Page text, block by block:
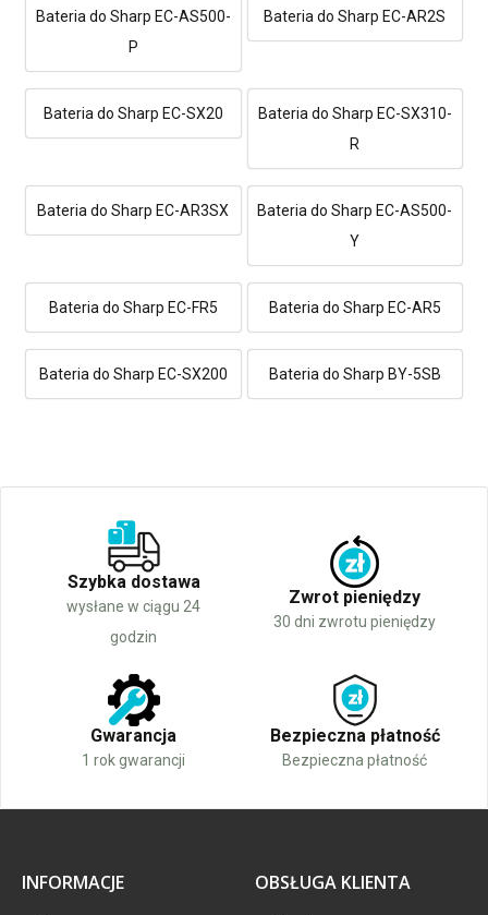
Bateria do Sharp EC-AS500-
P
Bateria do Sharp EC-AR2S
Bateria do Sharp EC-SX20
Bateria do Sharp EC-SX310-
R
Bateria do Sharp EC-AR3SX
Bateria do Sharp EC-AS500-
Y
Bateria do Sharp EC-FR5 Bateria do Sharp EC-AR5
Bateria do Sharp EC-SX200 Bateria do Sharp BY-5SB
Szybka dostawa
wysłane w ciągu 24
godzin
Zwrot pieniędzy
30 dni zwrotu pieniędzy
Gwarancja
1 rok gwarancji
Bezpieczna płatność
Bezpieczna płatność
INFORMACJE OBSŁUGA KLIENTA